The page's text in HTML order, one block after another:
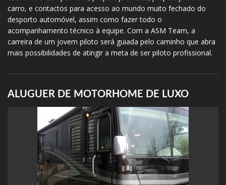
carro, e contactos para acesso ao mundo muito fechado do
desporto automóvel, assim como fazer todo o
acompanhamento técnico à equipe. Com a ASM Team, a
carreira de um jovem piloto será guiada pelo caminho que abra
mais possibilidades de atingir a meta de ser piloto profissional.
ALUGUER DE MOTORHOME DE LUXO